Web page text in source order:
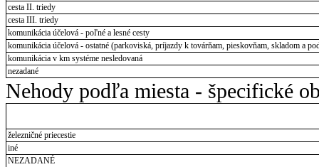
cesta II. triedy
cesta III. triedy
komunikácia účelová - poľné a lesné cesty
komunikácia účelová - ostatné (parkoviská, príjazdy k továrňam, pieskovňam, skladom a
komunikácia v km systéme nesledovaná
nezadané
Nehody podľa miesta - špecifické
železničné priecestie
iné
NEZADANÉ